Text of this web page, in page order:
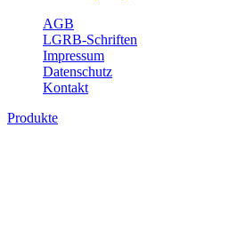
AGB
LGRB-Schriften
Impressum
Datenschutz
Kontakt
Produkte